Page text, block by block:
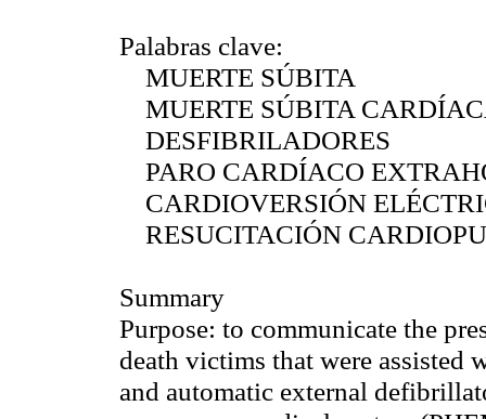
Palabras clave:
MUERTE SÚBITA
MUERTE SÚBITA
DESFIBRILADORES
PARO CARDÍACO
CARDIOVERSIÓN
RESUCITACIÓN
Summary
Purpose: to communicate the
death victims that were assisted
and automatic external